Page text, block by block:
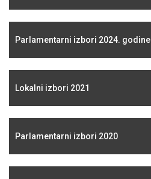
Parlamentarni izbori 2024. godine
Lokalni izbori 2021
Parlamentarni izbori 2020